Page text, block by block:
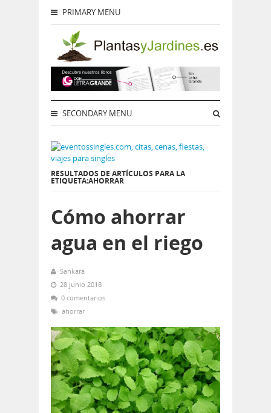
PRIMARY MENU
SECONDARY MENU
RESULTADOS DE ARTÍCULOS PARA LA
ETIQUETA:AHORRAR
Cómo ahorrar
agua en el riego
Sankara
28 junio 2018
0 comentarios
ahorrar